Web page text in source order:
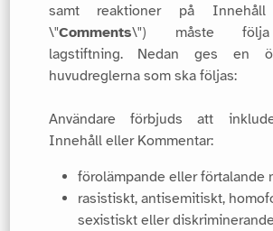
samt reaktioner på Innehåll
\"Comments\") måste följa
lagstiftning. Nedan ges en
huvudreglerna som ska följas:
Användare förbjuds att
Innehåll eller Kommentar:
förolämpande eller förtalande
rasistiskt, antisemitiskt,
sexistiskt eller